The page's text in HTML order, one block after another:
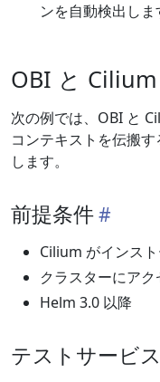
ンを自動検出しま
OBI と
次の例では、OBI と
コンテキストを伝搬
します。
前提条件
Cilium がインス
クラスターにア
Helm 3.0 以降
テストサービ